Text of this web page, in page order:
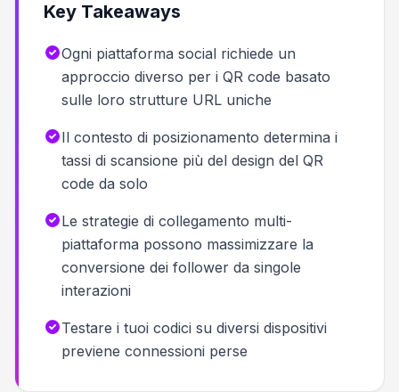
Key Takeaways
Ogni piattaforma social richiede un
approccio diverso per i QR code basato
sulle loro strutture URL uniche
Il contesto di posizionamento determina i
tassi di scansione più del design del QR
code da solo
Le strategie di collegamento multi-
piattaforma possono massimizzare la
conversione dei follower da singole
interazioni
Testare i tuoi codici su diversi dispositivi
previene connessioni perse